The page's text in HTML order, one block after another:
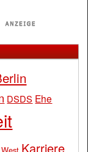
DSDS Ehe
Karriere